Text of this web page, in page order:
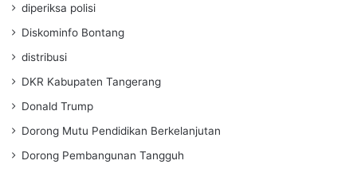
diperiksa polisi
Diskominfo Bontang
distribusi
DKR Kabupaten Tangerang
Donald Trump
Dorong Mutu Pendidikan Berkelanjutan
Dorong Pembangunan Tangguh